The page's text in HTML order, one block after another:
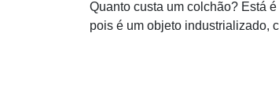
Quanto custa um colchão? Está
pois é um objeto industrializado,